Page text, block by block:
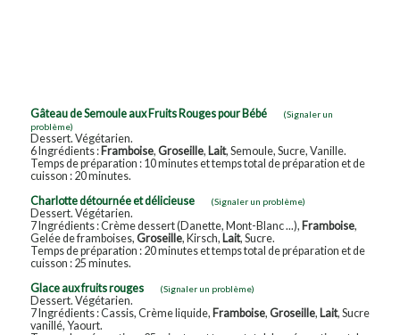
Gâteau de Semoule aux Fruits Rouges pour Bébé
(Signaler un
problème)
Dessert. Végétarien.
6 Ingrédients : Framboise, Groseille, Lait, Semoule, Sucre, Vanille.
Temps de préparation : 10 minutes et temps total de préparation et de
cuisson : 20 minutes.
Charlotte détournée et délicieuse
(Signaler un problème)
Dessert. Végétarien.
7 Ingrédients : Crème dessert (Danette, Mont-Blanc ...), Framboise,
Gelée de framboises, Groseille, Kirsch, Lait, Sucre.
Temps de préparation : 20 minutes et temps total de préparation et de
cuisson : 25 minutes.
Glace aux fruits rouges
(Signaler un problème)
Dessert. Végétarien.
7 Ingrédients : Cassis, Crème liquide, Framboise, Groseille, Lait, Sucre
vanillé, Yaourt.